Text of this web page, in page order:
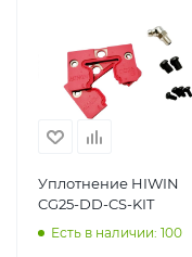
Уплотнение HIWIN
CG25-DD-CS-KIT
Есть в наличии: 100